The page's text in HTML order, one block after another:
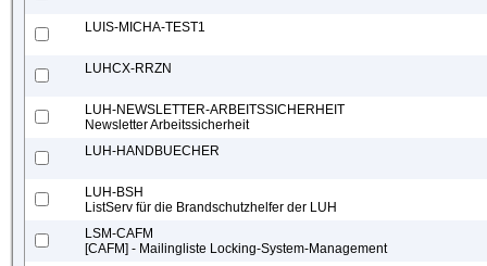
LUIS-MICHA-TEST1
LUHCX-RRZN
LUH-NEWSLETTER-ARBEITSSICHERHEIT
Newsletter Arbeitssicherheit
LUH-HANDBUECHER
LUH-BSH
ListServ für die Brandschutzhelfer der LUH
LSM-CAFM
[CAFM] - Mailingliste Locking-System-Management